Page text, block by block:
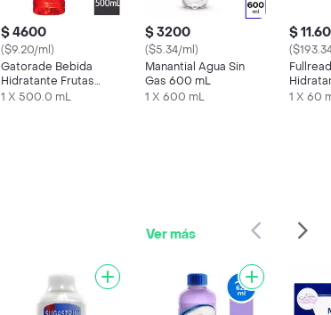
$ 4600
($9.20/ml)
Gatorade Bebida
Hidratante Frutas
Tropicales 500 mL
1 X 500.0 mL
$ 3200
($5.34/ml)
Manantial Agua Sin
Gas 600 mL
1 X 600 mL
$
Para El
1 X 60
Ver más